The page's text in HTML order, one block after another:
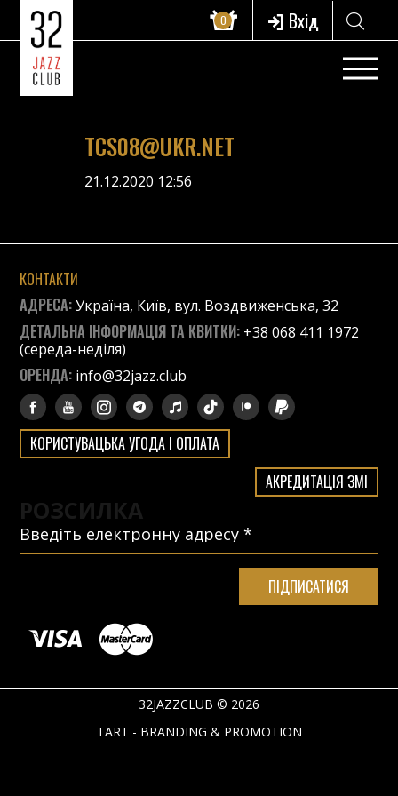
0 Вхід
TCS08@UKR.NET
21.12.2020 12:56
КОНТАКТИ
АДРЕСА:Україна, Київ, вул. Воздвиженська, 32
ДЕТАЛЬНА ІНФОРМАЦІЯ ТА КВИТКИ: +38 068 411 1972
(середа-неділя)
ОРЕНДА: info@32jazz.club
КОРИСТУВАЦЬКА УГОДА І ОПЛАТА
АКРЕДИТАЦІЯ ЗМІ
РОЗСИЛКА
32JAZZCLUB © 2026
TART - BRANDING & PROMOTION